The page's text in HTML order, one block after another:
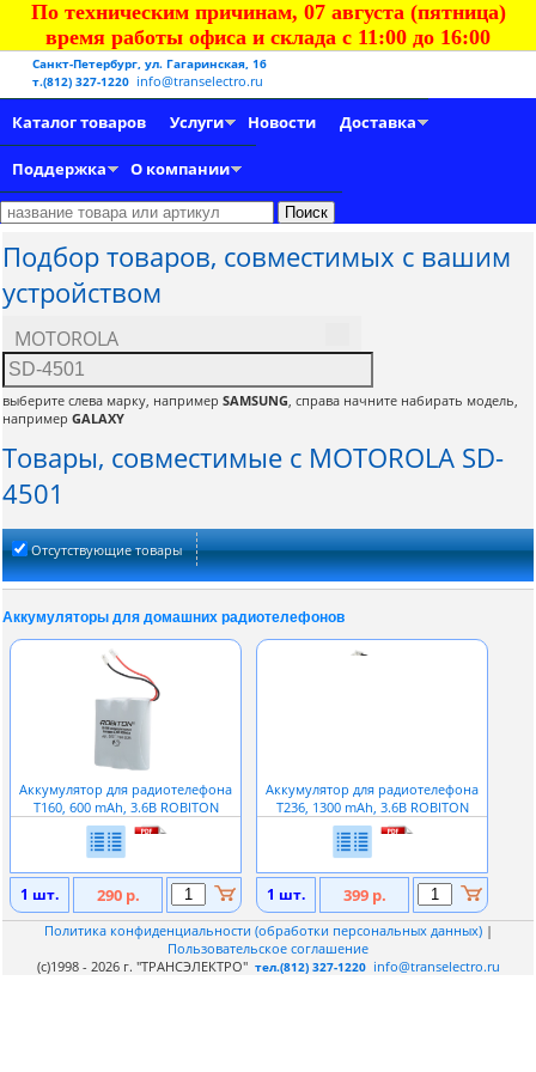
По техническим причинам, 07 августа (пятница)
время работы офиса и склада с 11:00 до 16:00
Санкт-Петербург, ул. Гагаринская, 16
т.(812) 327-1220 info@transelectro.ru
Каталог товаров Услуги Новости Доставка
Поддержка О компании
Подбор товаров, совместимых с вашим
устройством
MOTOROLA
выберите слева марку, например SAMSUNG, справа начните набирать модель,
например GALAXY
Товары, совместимые с MOTOROLA SD-
4501
Отсутствующие товары
Аккумуляторы для домашних радиотелефонов
Аккумулятор для радиотелефона
T160, 600 mAh, 3.6В ROBITON
1 шт. 290 р.
Аккумулятор для радиотелефона
T236, 1300 mAh, 3.6В ROBITON
1 шт. 399 р.
Политика конфиденциальности (обработки персональных данных) |
Пользовательское соглашение
(c)1998 - 2026 г. "ТРАНСЭЛЕКТРО" тел.(812) 327-1220 info@transelectro.ru